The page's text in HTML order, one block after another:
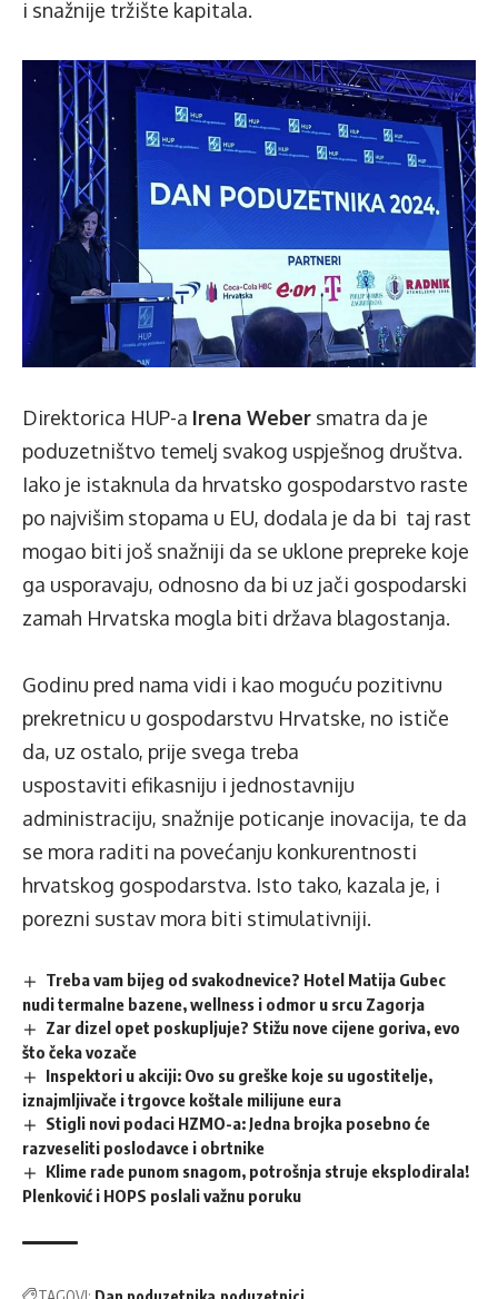
i snažnije tržište kapitala.
Direktorica HUP-a Irena Weber smatra da je
poduzetništvo temelj svakog uspješnog društva.
Iako je istaknula da hrvatsko gospodarstvo raste
po najvišim stopama u EU, dodala je da bi taj rast
mogao biti još snažniji da se uklone prepreke koje
ga usporavaju, odnosno da bi uz jači gospodarski
zamah Hrvatska mogla biti država blagostanja.
Godinu pred nama vidi i kao moguću pozitivnu
prekretnicu u gospodarstvu Hrvatske, no ističe
da, uz ostalo, prije svega treba
uspostaviti efikasniju i jednostavniju
administraciju, snažnije poticanje inovacija, te da
se mora raditi na povećanju konkurentnosti
hrvatskog gospodarstva. Isto tako, kazala je, i
porezni sustav mora biti stimulativniji.
Treba vam bijeg od svakodnevice? Hotel Matija Gubec
nudi termalne bazene, wellness i odmor u srcu Zagorja
Zar dizel opet poskupljuje? Stižu nove cijene goriva, evo
što čeka vozače
Inspektori u akciji: Ovo su greške koje su ugostitelje,
iznajmljivače i trgovce koštale milijune eura
Stigli novi podaci HZMO-a: Jedna brojka posebno će
razveseliti poslodavce i obrtnike
Klime rade punom snagom, potrošnja struje eksplodirala!
Plenković i HOPS poslali važnu poruku